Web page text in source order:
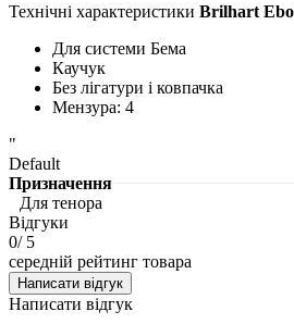
Технічні характеристики Brilhart
Для системи Бема
Каучук
Без лігатури і ковпачка
Мензура: 4
"
Default
Призначення
Для тенора
Відгуки
0/ 5
середній рейтинг товара
Написати відгук
Написати відгук